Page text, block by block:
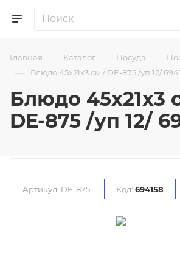
Главная — Каталог — Посуда —
— Блюдо 45х21х3 см / DE-875 /уп 12/
Блюдо 45х21х3
DE-875 /уп 12/
Артикул: DE-875 Код: 694158